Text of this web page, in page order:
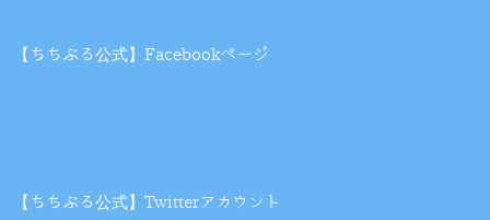
【ちちぶる公式】Facebookページ
【ちちぶる公式】Twitterアカウント